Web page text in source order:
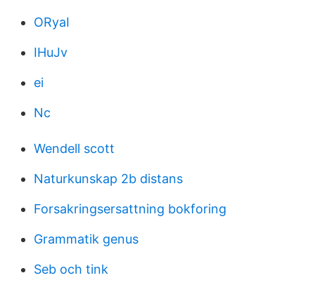
ORyaI
IHuJv
ei
Nc
Wendell scott
Naturkunskap 2b distans
Forsakringsersattning bokforing
Grammatik genus
Seb och tink